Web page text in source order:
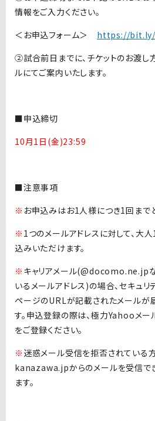
情報をご入力ください。
＜お申込フォーム＞ https://bit.ly/
②試合前日までに、チケットのお渡し
ルにてご案内いたします。
■申込締切
10月1日(金)23:59
■注意事項
※ お申込みはお1人様につき1回まで
※ 1つのメールアドレスに対して、大
込みいただけます。
※ キャリアメール(@docomo.ne.jp
いるメールアドレス)の場合、セキュリ
ページのURLが記載されたメールが
す。申込登録の際は、極力Yahooメ
をご登録ください。
※ 迷惑メール受信を拒否されてい
kanazawa.jpからのメールを受信で
ます。